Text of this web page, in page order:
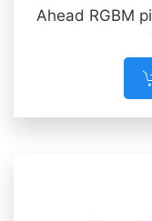
Ahead RGBM